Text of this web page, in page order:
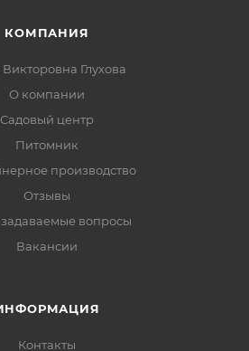
КОМПАНИЯ
Глухова
О компании
Садовый центр
Питомник
производство
Отзывы
задаваемые вопросы
Вакансии
Контакты